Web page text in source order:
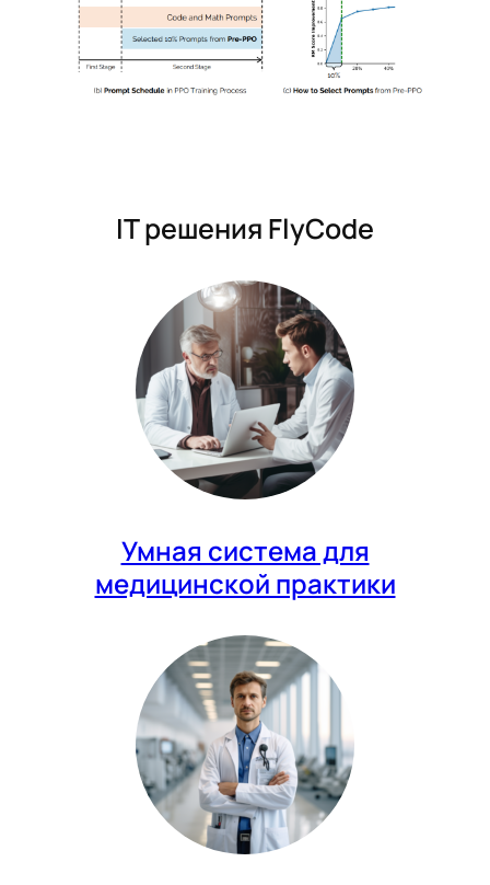
IT решения FlyCode
Умная система для
медицинской практики